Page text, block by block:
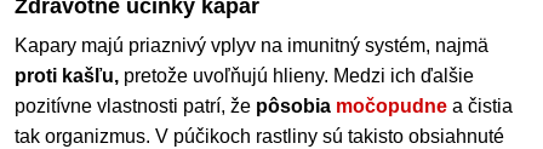
Zdravotné účinky kapár
Kapary majú priaznivý vplyv na imunitný systém, najmä
proti kašľu, pretože uvoľňujú hlieny. Medzi ich ďalšie
pozitívne vlastnosti patrí, že pôsobia močopudne a čistia
tak organizmus. V púčikoch rastliny sú takisto obsiahnuté